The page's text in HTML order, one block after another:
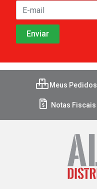
Meus Pedidos
Notas Fiscais